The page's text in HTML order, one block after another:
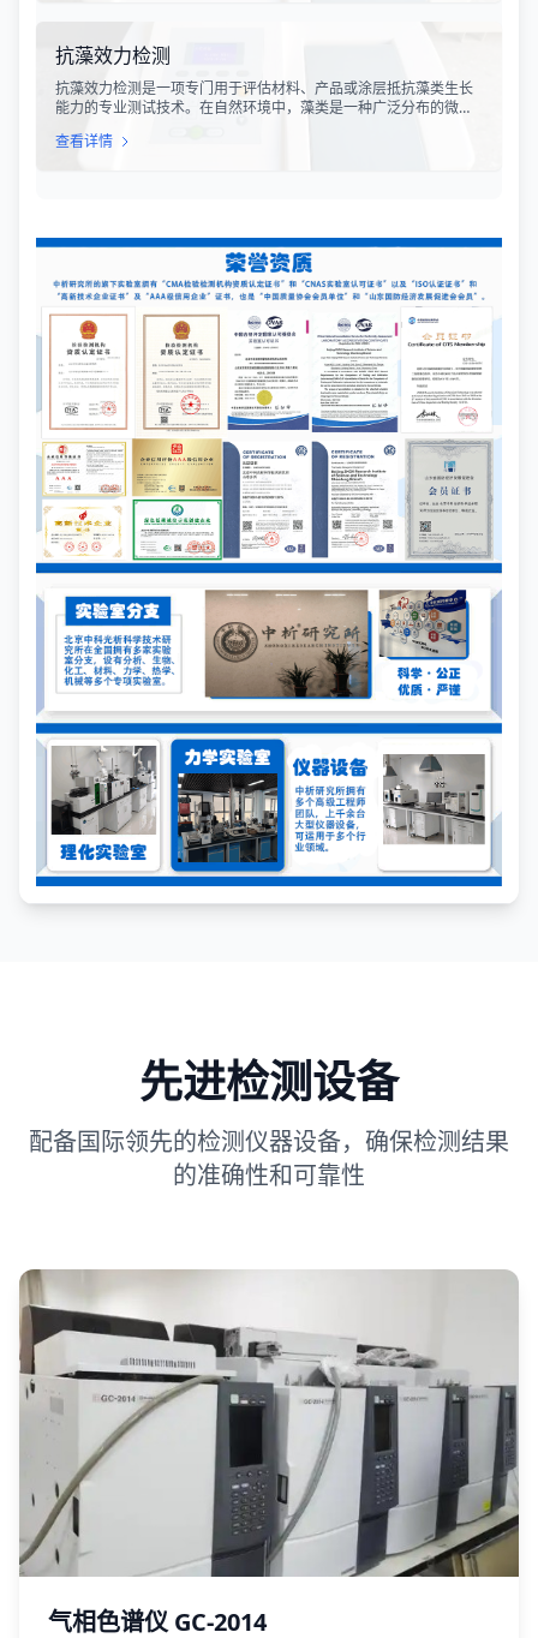
抗藻效力检测
抗藻效力检测是一项专门用于评估材料、产品或涂层抵抗藻类生长
能力的专业测试技术。在自然环境中，藻类是一种广泛分布的微生
形成生物膜。藻类的生长不仅会影响产品的外观，导致表面变色、
查看详情
先进检测设备
配备国际领先的检测仪器设备，确保检测结果
的准确性和可靠性
气相色谱仪 GC-2014